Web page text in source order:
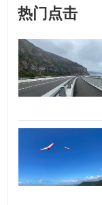
热门点击